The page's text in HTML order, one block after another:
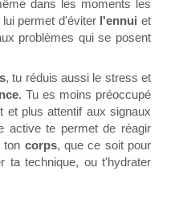
dans les moments les
permet d'éviter l'ennui et
problèmes qui se posent
, tu réduis aussi le stress et
. Tu es moins préoccupé
et plus attentif aux signaux
active te permet de réagir
ton corps, que ce soit pour
ta technique, ou t'hydrater